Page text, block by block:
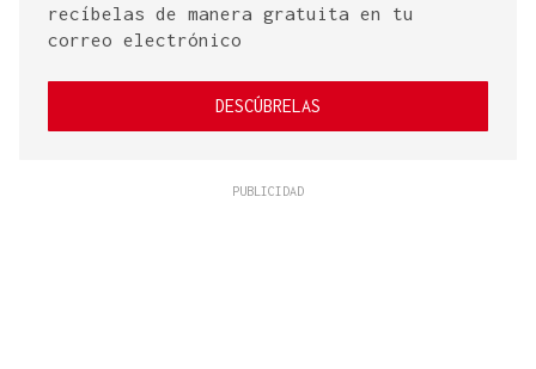
recíbelas de manera gratuita en tu
correo electrónico
DESCÚBRELAS